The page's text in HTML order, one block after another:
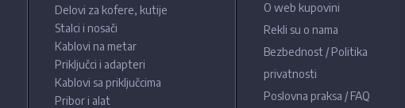
Delovi za kofere, kutije
Stalci i nosači
Kablovi na metar
Priključci i adapteri
Kablovi sa priključcima
Pribor i alat
O web kupovini
Rekli su o nama
Bezbednost / Politika
privatnosti
Poslovna praksa / FAQ